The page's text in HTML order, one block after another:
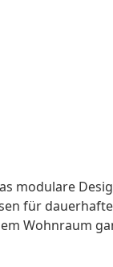
modulare
für
Wohnraum